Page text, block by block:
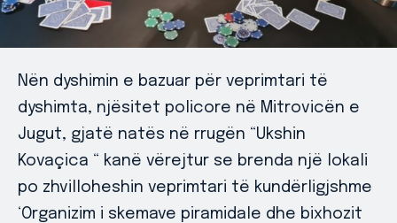
Nën dyshimin e bazuar për veprimtari të
dyshimta, njësitet policore në Mitrovicën e
Jugut, gjatë natës në rrugën “Ukshin
Kovaçica “ kanë vërejtur se brenda një lokali
po zhvilloheshin veprimtari të kundërligjshme
‘Organizim i skemave piramidale dhe bixhozit